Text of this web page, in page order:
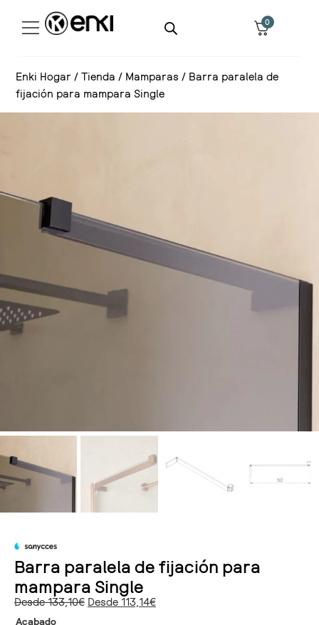
0
Enki Hogar / Tienda / Mamparas / Barra paralela de
fijación para mampara Single
Barra paralela de fijación para
mampara Single
Desde133,10€ Desde 113,14€
Acabado